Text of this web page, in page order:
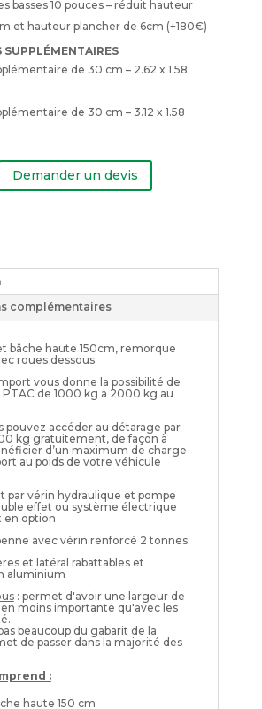
basses 10 pouces – réduit hauteur
et hauteur plancher de 6cm (+180€)
SUPPLÉMENTAIRES
de 30 cm – 2.62 x 1.58
de 30 cm – 3.12 x 1.58
Demander un devis
complémentaires
bâche haute 150cm, remorque
roues dessous
vous donne la possibilité de
de 1000 kg à 2000 kg au
pouvez accéder au détarage par
kg gratuitement, de façon à
d’un maximum de charge
au poids de votre véhicule
par vérin hydraulique et pompe
effet ou système électrique
en option
avec vérin renforcé 2 tonnes.
et latéral rabattables et
aluminium
: permet d'avoir une largeur de
moins importante qu'avec les
beaucoup du gabarit de la
de passer dans la majorité des
:
haute 150 cm